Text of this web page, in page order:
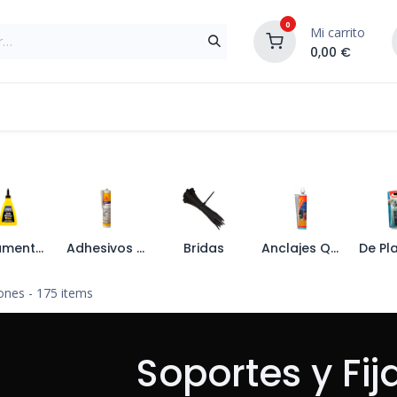
0 Mi carrito
0,00 €
Pegamentos y Espumas Adhesivos y Sellantes Bridas Anclajes Químicos
- 175 items
Soportes y